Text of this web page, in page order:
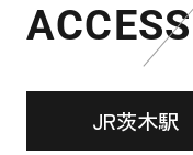
ACCESS
JR茨木駅